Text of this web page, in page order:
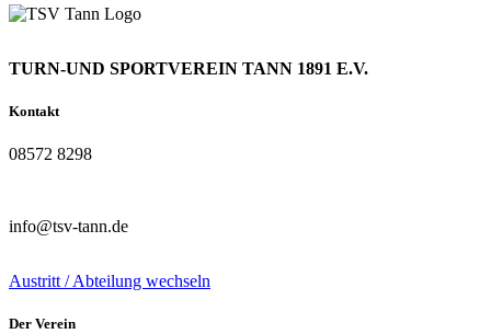
TURN-UND SPORTVEREIN TANN 1891 E.V.
Kontakt
08572 8298
info@tsv-tann.de
Austritt / Abteilung wechseln
Der Verein